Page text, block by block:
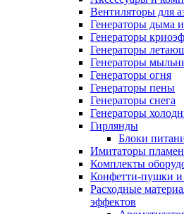
Вентиляторы для
Генераторы дыма
Генераторы
Генераторы
Генераторы
Генераторы огня
Генераторы пены
Генераторы снега
Генераторы
Гирлянды
Блоки
Имитаторы
Комплекты
Конфетти-пушки
Расходные
эффектов